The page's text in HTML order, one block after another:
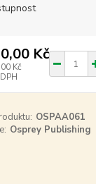
Kč
Kč
OSPAA061
Osprey Publishing